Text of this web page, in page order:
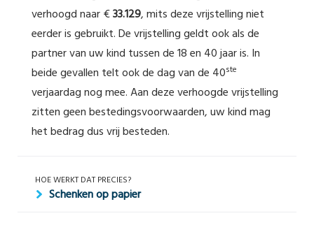
verhoogd naar €33.129, mits deze vrijstelling niet
eerder is gebruikt. De vrijstelling geldt ook als de
partner van uw kind tussen de 18 en 40 jaar is. In
beide gevallen telt ook de dag van de 40ste
verjaardag nog mee. Aan deze verhoogde vrijstelling
zitten geen bestedingsvoorwaarden, uw kind mag
het bedrag dus vrij besteden.
HOE WERKT DAT PRECIES?
Schenken op papier